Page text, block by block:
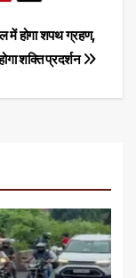
में होगा शपथ ग्रहण,
शक्ति प्रदर्शन